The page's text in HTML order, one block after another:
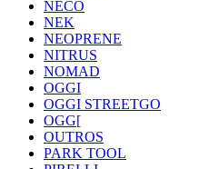
NECO
NEK
NEOPRENE
NITRUS
NOMAD
OGGI
OGGI STREETGO
OGG[
OUTROS
PARK TOOL